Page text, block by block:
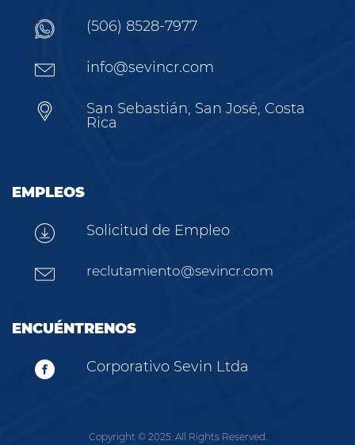
(506) 8528-7977
info@sevincr.com
San Sebastián, San José, Costa
Rica
EMPLEOS
Solicitud de Empleo
reclutamiento@sevincr.com
ENCUÉNTRENOS
Corporativo Sevin Ltda
Copyright © 2025. All Rights Reserved.